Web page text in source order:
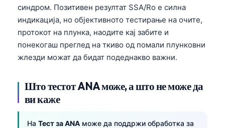
синдром. Позитивен резултат SSA/Ro е силна
индикација, но објективното тестирање на очите,
протокот на плунка, наодите кај забите и
понекогаш преглед на ткиво од помали плунковни
жлезди можат да бидат подеднакво важни.
Што тестот ANA може, а што не може да
ви каже
На Тест за ANA може да поддржи обработка за